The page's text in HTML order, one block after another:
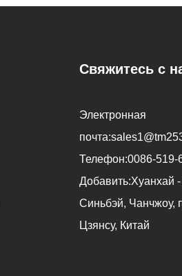
Свяжитесь с
Электронная
почта:
Телефон:0086-519-
Добавить:Хуанхай
Синьбэй, Чанчжоу,
Цзянсу, Китай